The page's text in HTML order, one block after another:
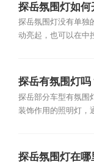
探岳氛围灯如何
探岳氛围灯没有单独
动亮起，也可以在中
探岳有氛围灯吗
探岳部分车型有氛围
装饰作用的照明灯，
探岳氛围灯在哪